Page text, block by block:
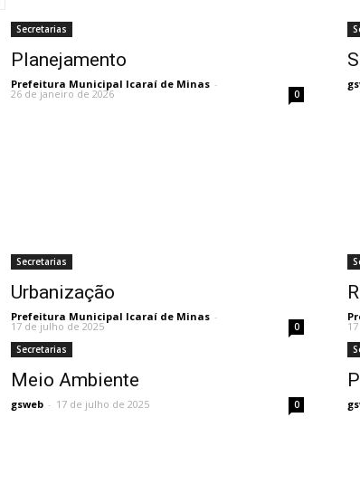
Secretarias
Planejamento
Prefeitura Municipal Icaraí de Minas -
26 de janeiro de 2026 0
Secretarias
Urbanização
Prefeitura Municipal Icaraí de Minas -
17 de julho de 2025 0
Secretarias
Meio Ambiente
gsweb - 17 de julho de 2025 0